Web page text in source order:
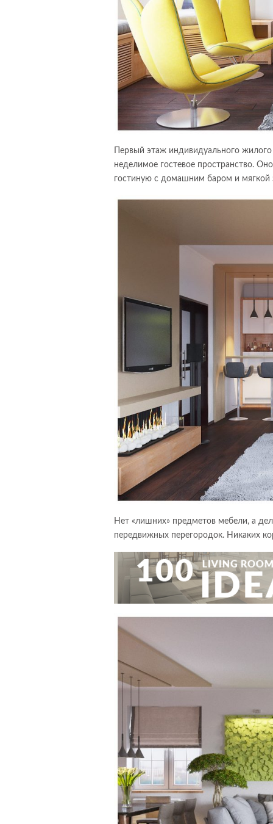
Первый этаж индивидуального
неделимое гостевое пространство.
гостиную с домашним баром и мягкой
Нет «лишних» предметов мебели, а
передвижных перегородок. Никаких